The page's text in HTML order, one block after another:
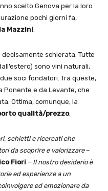
scelto Genova per la loro
pochi giorni fa,
Mazzini.
decisamente schierata. Tutte
sono vini naturali,
soci fondatori. Tra queste,
Ponente e da Levante, che
Ottima, comunque, la
qualità/prezzo.
schietti e ricercati che
da scoprire e valorizzare–
Fiori – Il nostro desiderio è
ed esperienze a un
ed emozionare da